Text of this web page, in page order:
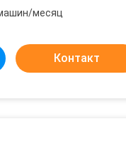
месяц
Контакт